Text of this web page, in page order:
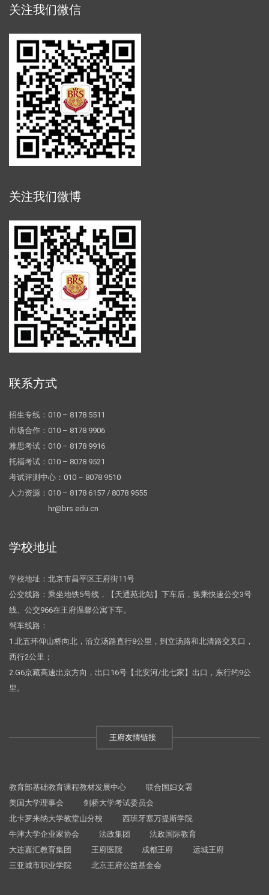
关注我们微信
关注我们微博
联系方式
招生专线：010 – 8178 5511
市场合作：010 – 8178 9906
雅思考试：010 – 8178 9916
托福考试：010 – 8078 9521
考试评测中心：010 – 8078 9510
人力资源：010 – 8178 6157 / 8078 9555
hr@brs.edu.cn
学校地址
学校地址：北京市昌平区王府街11号
公交线路：乘坐地铁5号线，【天通苑北站】下车后，换乘快速公交3号
线、公交966在王府温馨公寓下车。
驾车线路：
1.北五环仰山桥向北，沿立汤路直行8公里，到立汤路和北清路交叉口，
西行2公里；
2.G6京藏高速出京方向，出口16号【北安河/北七家】出口，东行约9公
里。
王府友情链接
教育部基础教育课程教材发展中心
联合国妇女署
美国大学理事会
剑桥大学考试委员会
北卡罗来纳大学教堂山分校
西班牙塞万提斯学院
牛津大学企业家协会
法政集团
法政国际教育
大连嘉汇教育集团
王府医院 成都王府
运城王府
三亚城市职业学院
北京王府公益基金会